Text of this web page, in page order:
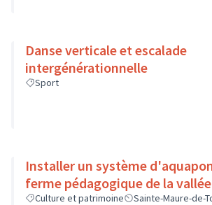
Danse verticale et escalade
intergénérationnelle
Sport
Installer un système
ferme pédagogique de la
Culture et patrimoine Sainte-Maure-de-